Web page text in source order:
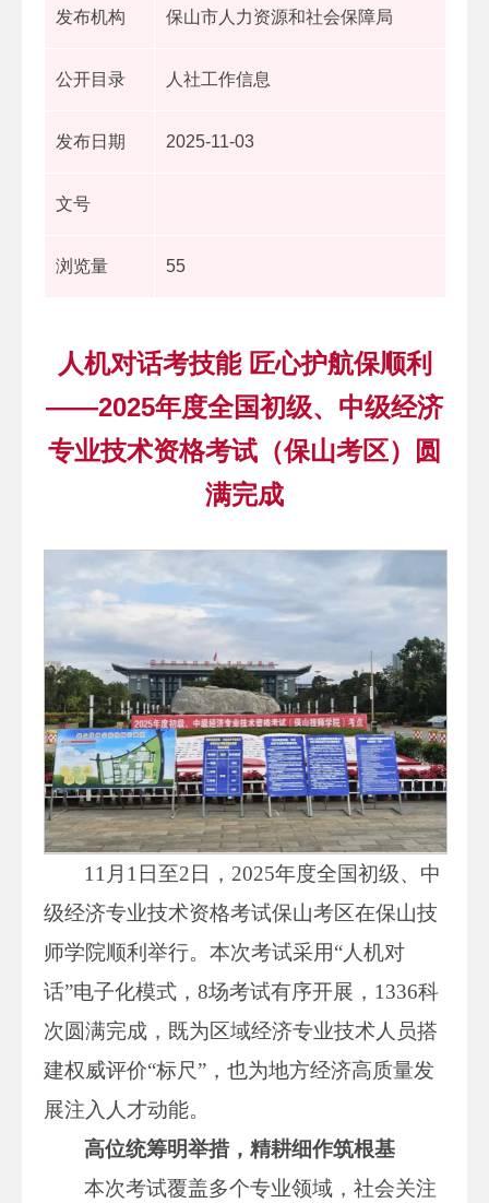
发布机构 保山市人力资源和社会保障局
公开目录 人社工作信息
发布日期 2025-11-03
文号
浏览量 55
人机对话考技能 匠心护航保顺利
——2025年度全国初级、中级经济
专业技术资格考试（保山考区）圆
满完成
11月1日至2日，2025年度全国初级、中
级经济专业技术资格考试保山考区在保山技
师学院顺利举行。本次考试采用“人机对
话”电子化模式，8场考试有序开展，1336科
次圆满完成，既为区域经济专业技术人员搭
建权威评价“标尺”，也为地方经济高质量发
展注入人才动能。
高位统筹明举措，精耕细作筑根基
本次考试覆盖多个专业领域，社会关注